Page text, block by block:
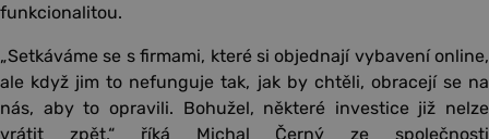
funkcionalitou.
„Setkáváme se s firmami, které si objednají vybavení online,
ale když jim to nefunguje tak, jak by chtěli, obracejí se na
nás, aby to opravili. Bohužel, některé investice již nelze
vrátit zpět,“ říká Michal Černý ze společnosti